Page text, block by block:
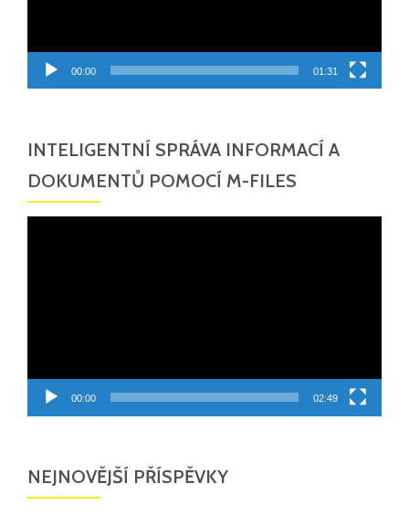
00:00 01:31
INTELIGENTNÍ SPRÁVA INFORMACÍ A
DOKUMENTŮ POMOCÍ M-FILES
00:00 02:49
NEJNOVĚJŠÍ PŘÍSPĚVKY